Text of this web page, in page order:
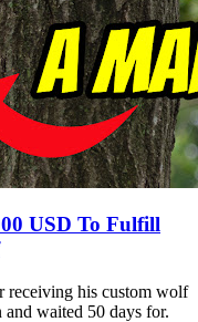
USD To Fulfill
receiving his custom wolf
waited 50 days for.